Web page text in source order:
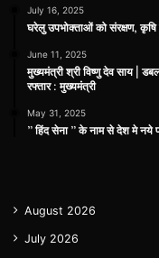
July 16, 2025
घरेलु उपभोक्ताओं को संरक्षण, कृषि
June 11, 2025
मुख्यमंत्री श्री विष्णु देव साय |
रफ्तार : मुख्यमंत्री
May 31, 2025
” हिंद सेना ” के नाम से देश मे नये
August 2026
July 2026